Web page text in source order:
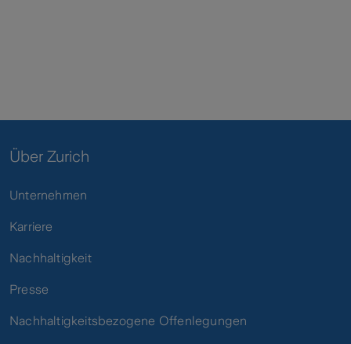
Über Zurich
Unternehmen
Karriere
Nachhaltigkeit
Presse
Nachhaltigkeitsbezogene Offenlegungen